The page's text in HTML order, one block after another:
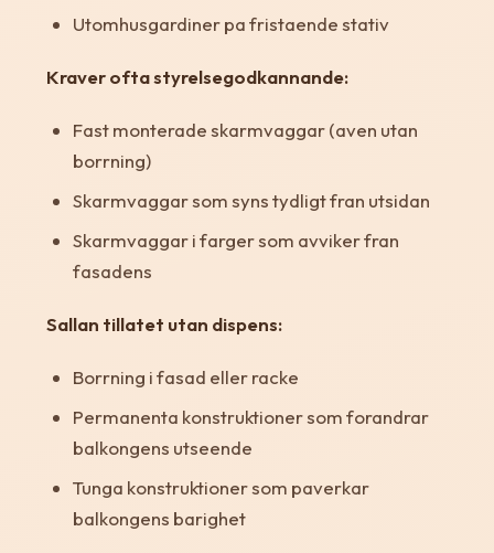
Utomhusgardiner pa fristaende stativ
Kraver ofta styrelsegodkannande:
Fast monterade skarmvaggar (aven utan
borrning)
Skarmvaggar som syns tydligt fran utsidan
Skarmvaggar i farger som avviker fran
fasadens
Sallan tillatet utan dispens:
Borrning i fasad eller racke
Permanenta konstruktioner som forandrar
balkongens utseende
Tunga konstruktioner som paverkar
balkongens barighet